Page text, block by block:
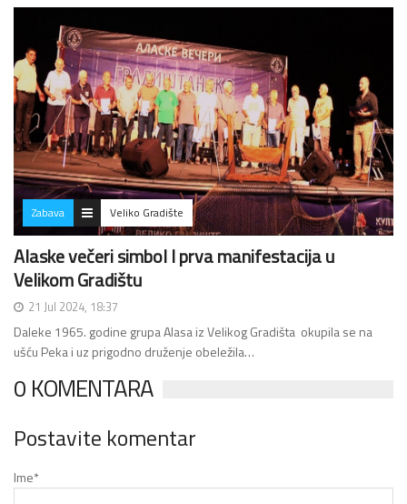
Zabava Veliko Gradište
Alaske večeri simbol I prva manifestacija u
Velikom Gradištu
21 Jul 2024, 18:37
Daleke 1965. godine grupa Alasa iz Velikog Gradišta okupila se na
ušću Peka i uz prigodno druženje obeležila…
0 KOMENTARA
Postavite komentar
Ime*